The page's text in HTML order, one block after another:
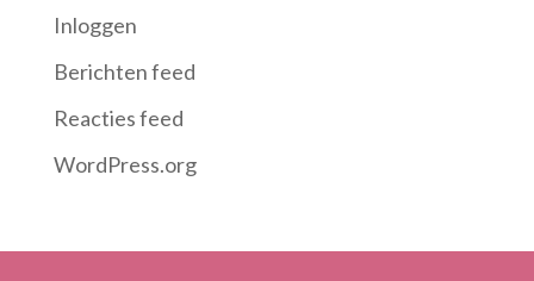
Inloggen
Berichten feed
Reacties feed
WordPress.org